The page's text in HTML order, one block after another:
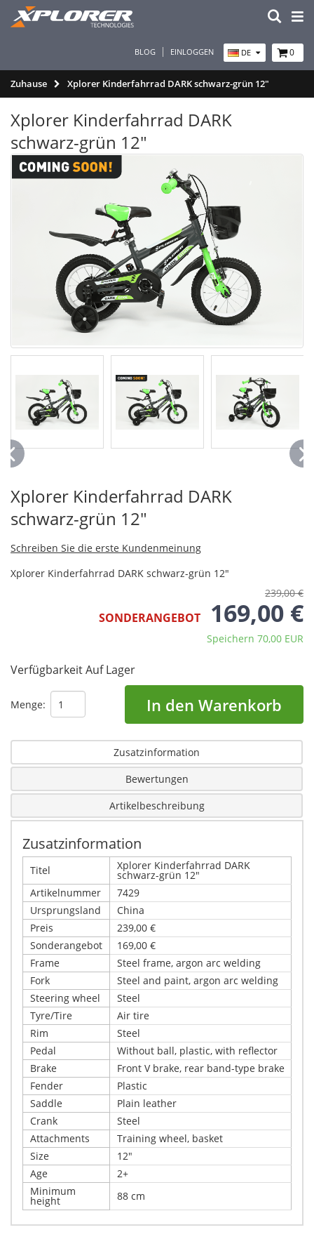
BLOG EINLOGGEN DE 0
Zuhause Xplorer Kinderfahrrad DARK schwarz-grün 12"
Xplorer Kinderfahrrad DARK
schwarz-grün 12"
Xplorer Kinderfahrrad DARK
schwarz-grün 12"
Schreiben Sie die erste Kundenmeinung
Xplorer Kinderfahrrad DARK schwarz-grün 12"
239,00 €
SONDERANGEBOT 169,00 €
Speichern 70,00 EUR
VerfügbarkeitAuf Lager
Menge: In den Warenkorb
Zusatzinformation
Bewertungen
Artikelbeschreibung
Zusatzinformation
Titel Xplorer Kinderfahrrad DARK
schwarz-grün 12"
Artikelnummer
7429
Ursprungsland
China
Preis
239,00 €
Sonderangebot
169,00 €
Frame
Steel frame, argon arc welding
Fork
Steel and paint, argon arc welding
Steering wheel
Steel
Tyre/Tire
Air tire
Rim
Steel
Pedal
Without ball, plastic, with reflector
Brake
Front V brake, rear band-type brake
Fender
Plastic
Saddle
Plain leather
Crank
Steel
Attachments
Training wheel, basket
Size
12"
Age
2+
Minimum
height 88 cm